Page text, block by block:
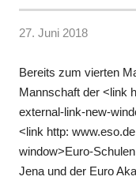
27. Juni 2018
Bereits zum vierten
Mannschaft der <link
external-link-new-
<link http:
window>Euro-
Jena und der Euro